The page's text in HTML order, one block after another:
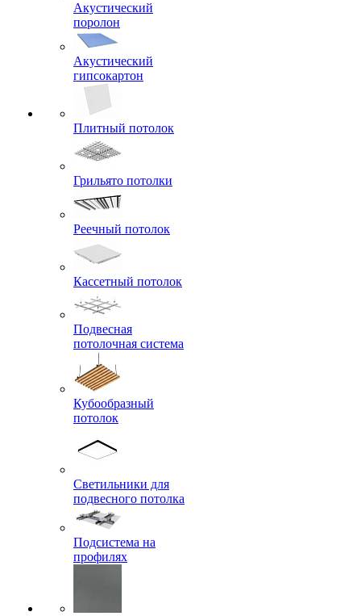
Акустический
поролон
Акустический
гипсокартон
Плитный потолок
Грильято потолки
Реечный потолок
Кассетный потолок
Подвесная
потолочная система
Кубообразный
потолок
Светильники для
подвесного потолка
Подсистема на
профилях